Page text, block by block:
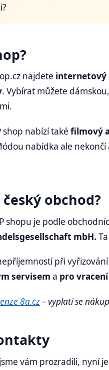
najdete internetový
. Vybírat můžete
shop nabízí také filmový
nabídka ale
český obchod?
shopu je podle
mbH.
při
servisem a pro
8a.cz– vyplatí se
vám prozradili, nyní